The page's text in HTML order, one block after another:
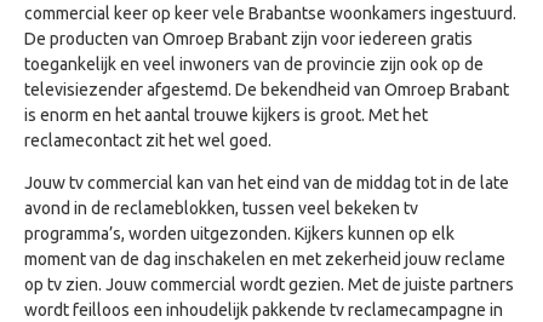
commercial keer op keer vele Brabantse woonkamers ingestuurd.
De producten van Omroep Brabant zijn voor iedereen gratis
toegankelijk en veel inwoners van de provincie zijn ook op de
televisiezender afgestemd. De bekendheid van Omroep Brabant
is enorm en het aantal trouwe kijkers is groot. Met het
reclamecontact zit het wel goed.
Jouw tv commercial kan van het eind van de middag tot in de late
avond in de reclameblokken, tussen veel bekeken tv
programma’s, worden uitgezonden. Kijkers kunnen op elk
moment van de dag inschakelen en met zekerheid jouw reclame
op tv zien. Jouw commercial wordt gezien. Met de juiste partners
wordt feilloos een inhoudelijk pakkende tv reclamecampagne in